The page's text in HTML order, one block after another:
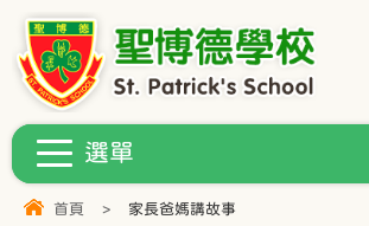
首頁 > 家長爸媽講故事